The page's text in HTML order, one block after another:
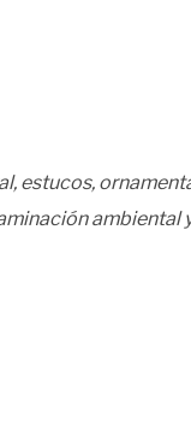
estucos,
ambiental